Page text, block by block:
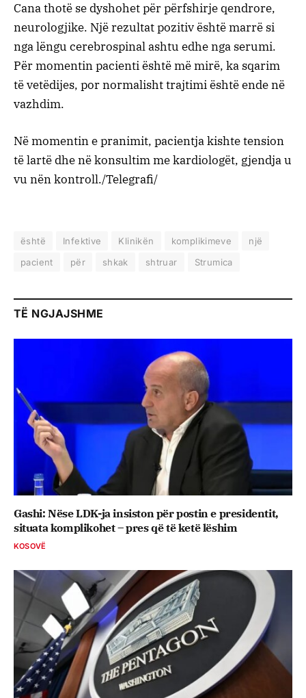
Cana thotë se dyshohet për përfshirje qendrore,
neurologjike. Një rezultat pozitiv është marrë si
nga lëngu cerebrospinal ashtu edhe nga serumi.
Për momentin pacienti është më mirë, ka sqarim
të vetëdijes, por normalisht trajtimi është ende në
vazhdim.
Në momentin e pranimit, pacientja kishte tension
të lartë dhe në konsultim me kardiologët, gjendja u
vu nën kontroll./Telegrafi/
është Infektive Klinikën komplikimeve
një
pacient
për shkak shtruar Strumica
TË NGJAJSHME
Gashi: Nëse LDK-ja insiston për postin e presidentit,
situata komplikohet – pres që të ketë lëshim
KOSOVË